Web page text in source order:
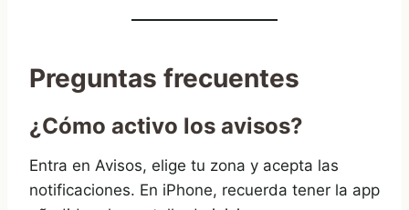
Preguntas frecuentes
¿Cómo activo los avisos?
Entra en Avisos, elige tu zona y acepta las
notificaciones. En iPhone, recuerda tener la app